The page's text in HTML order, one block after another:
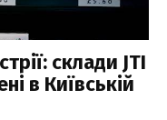
склади JTI
в Київській